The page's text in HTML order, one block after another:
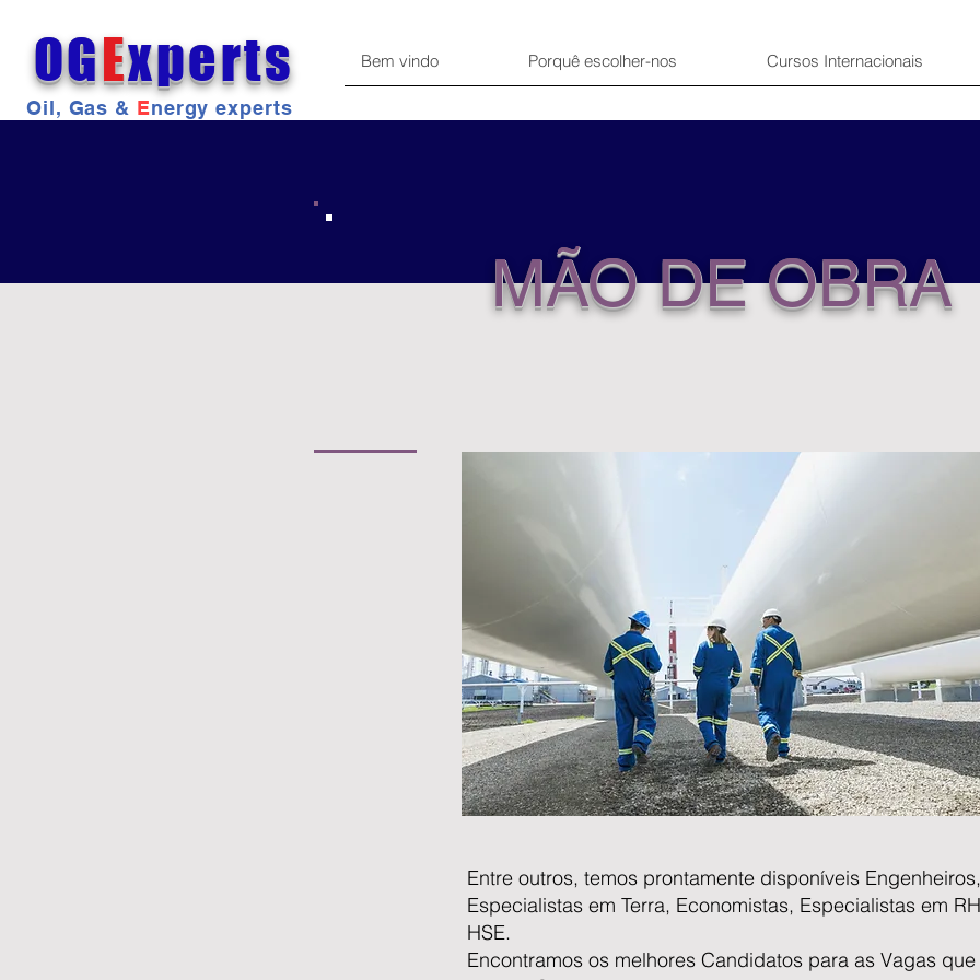
OGExperts
Oil, Gas & Energy experts
Bem vindo Porquê escolher-nos Cursos Internacionais
MÃO DE OBRA
Entre outros, temos prontamente disponíveis Engenheiros,
Especialistas em Terra, Economistas, Especialistas em
HSE.
Encontramos os melhores Candidatos para as Vagas que